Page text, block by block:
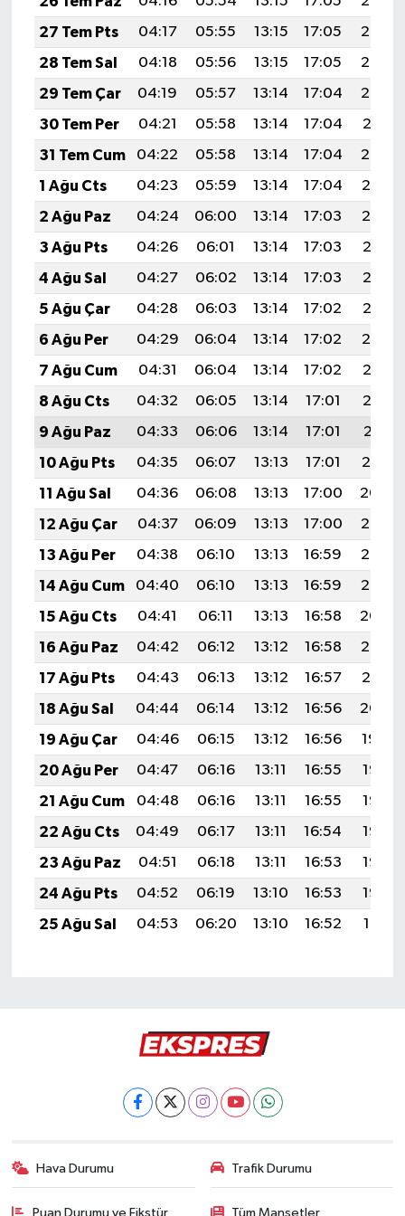
27 Tem Pts
04:17 05:55 13:15 17:05
20:24
28 Tem Sal
04:18 05:56 13:15 17:05
20:23
29 Tem Çar
04:19 05:57 13:14 17:04
20:22
30 Tem Per
04:21 05:58 13:14 17:04
20:21
31 Tem Cum
04:22 05:58 13:14 17:04
20:20
1 Ağu Cts
04:23 05:59 13:14 17:04
20:19
2 Ağu Paz
04:24 06:00 13:14 17:03
20:19
3 Ağu Pts
04:26 06:01 13:14 17:03
20:18
4 Ağu Sal
04:27 06:02 13:14 17:03
20:16
5 Ağu Çar
04:28 06:03 13:14 17:02
20:15
6 Ağu Per
04:29 06:04 13:14 17:02
20:14
7 Ağu Cum
04:31 06:04 13:14 17:02
20:13
8 Ağu Cts
04:32 06:05 13:14 17:01
20:12
9 Ağu Paz
04:33 06:06 13:14 17:01
20:11
10 Ağu Pts
04:35 06:07 13:13 17:01
20:10
11 Ağu Sal
04:36 06:08 13:13 17:00
20:09
12 Ağu Çar
04:37 06:09 13:13 17:00
20:08
13 Ağu Per
04:38 06:10 13:13 16:59
20:06
14 Ağu Cum
04:40 06:10 13:13 16:59
20:05
15 Ağu Cts
04:41 06:11 13:13 16:58
20:04
16 Ağu Paz
04:42 06:12 13:12 16:58
20:03
17 Ağu Pts
04:43 06:13 13:12 16:57
20:01
18 Ağu Sal
04:44 06:14 13:12 16:56
20:00
19 Ağu Çar
04:46 06:15 13:12 16:56
19:59
20 Ağu Per
04:47 06:16 13:11 16:55
19:57
21 Ağu Cum
04:48 06:16 13:11 16:55
19:56
22 Ağu Cts
04:49 06:17 13:11 16:54
19:55
23 Ağu Paz
04:51 06:18 13:11 16:53
19:53
24 Ağu Pts
04:52 06:19 13:10 16:53
19:52
25 Ağu Sal
04:53 06:20 13:10 16:52 19:51
Hava Durumu Trafik Durumu
Puan Durumu ve Fikstür Tüm Manşetler
Resmi İlan
Rüya Tabirleri
Sağlık
Şaphane
Simav
Siyaset
Spor
Tavşanlı
Teknoloji
Video Galeri
Yaşam
Yemek Tarifleri